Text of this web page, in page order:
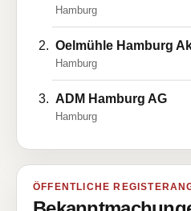
Hamburg
Oelmühle Hamburg
Hamburg
ADM Hamburg AG
Hamburg
ÖFFENTLICHE